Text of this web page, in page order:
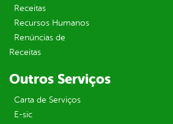
Receitas
Recursos Humanos
Renúncias de
Receitas
Outros Serviços
Carta de Serviços
E-sic